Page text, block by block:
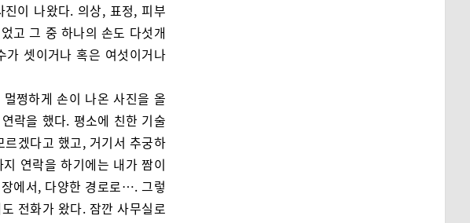
이 나왔다. 의상, 표정, 피부
고 그 중 하나의 손도 다섯개
셋이거나 혹은 여섯이거나
쩡하게 손이 나온 사진을 올
락을 했다. 평소에 친한 기술
겠다고 했고, 거기서 추궁하
연락을 하기에는 내가 짬이
에서, 다양한 경로로…. 그렇
전화가 왔다. 잠깐 사무실로